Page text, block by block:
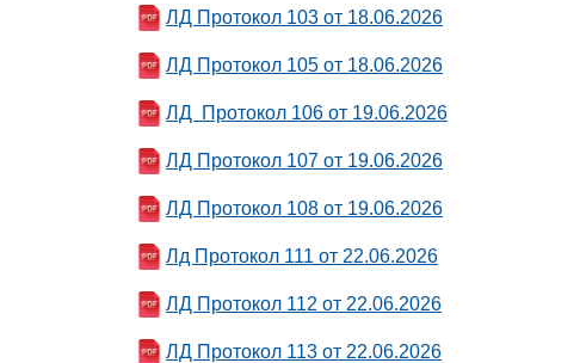
ЛД Протокол 103 от 18.06.2026
ЛД Протокол 105 от 18.06.2026
ЛД Протокол 106 от 19.06.2026
ЛД Протокол 107 от 19.06.2026
ЛД Протокол 108 от 19.06.2026
Лд Протокол 111 от 22.06.2026
ЛД Протокол 112 от 22.06.2026
ЛД Протокол 113 от 22.06.2026